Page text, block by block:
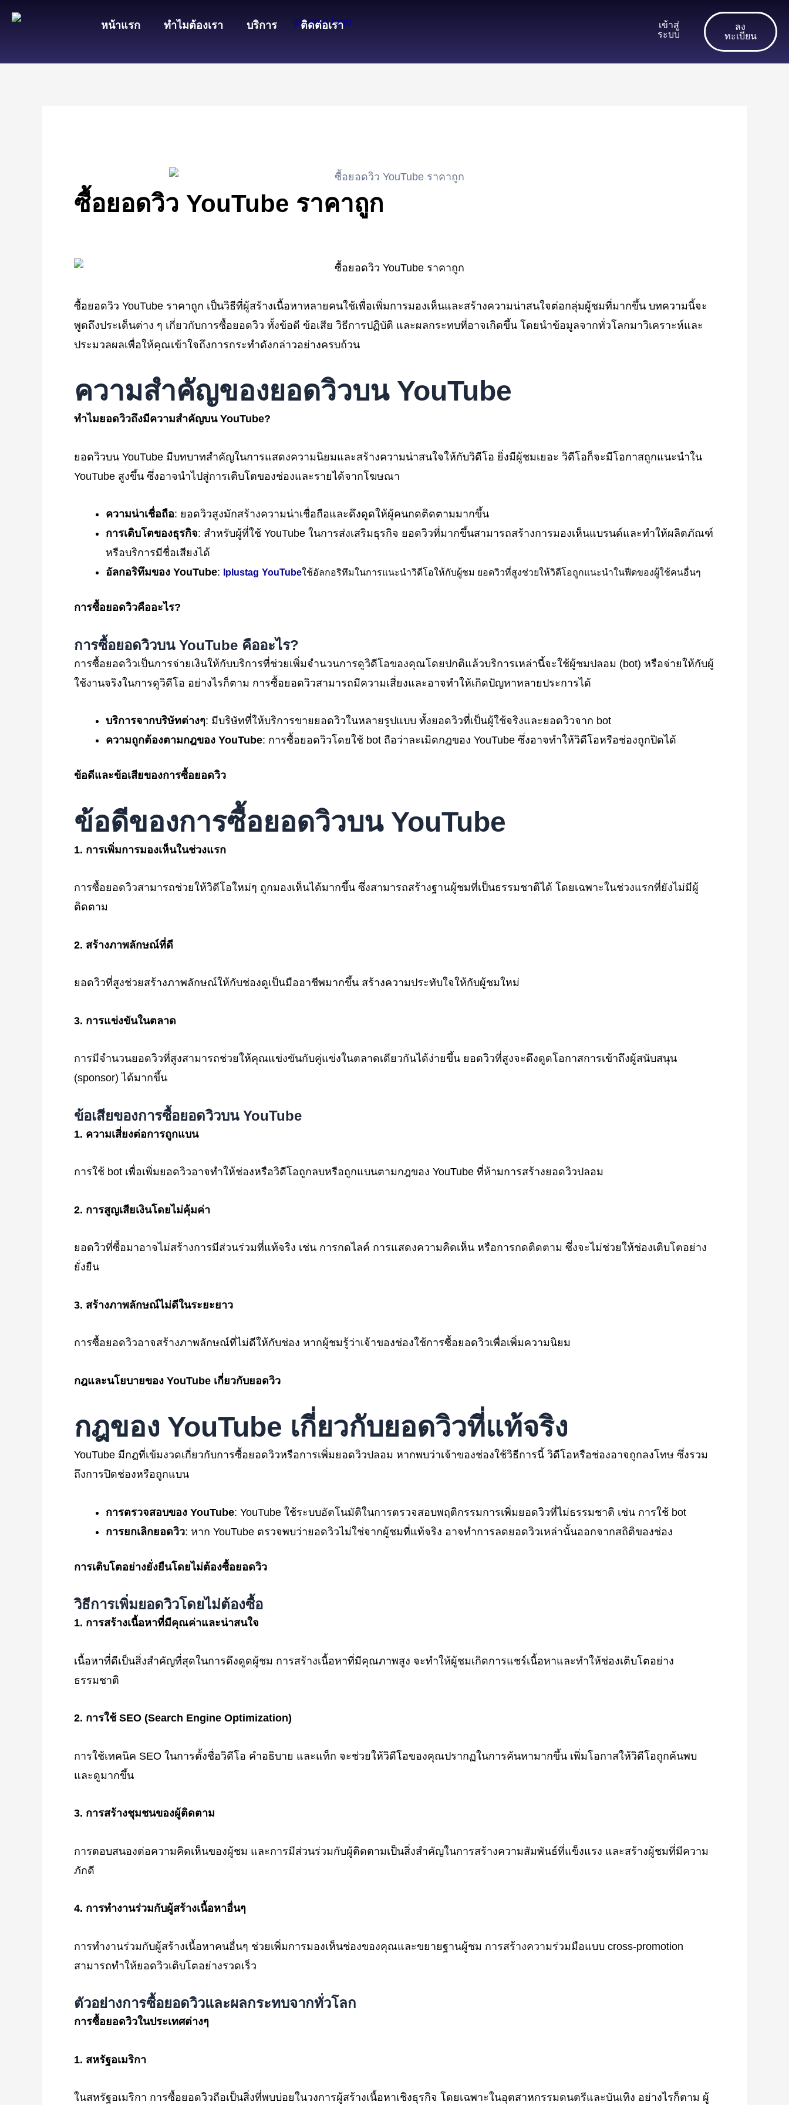
หน้าแรก ทำไมต้องเรา บริการ ติดต่อเรา
เข้าสู่
ระบบ
ลง
ทะเบียน
ซื้อยอดวิว YouTube ราคาถูก
ซื้อยอดวิว YouTube ราคาถูก เป็นวิธีที่ผู้สร้างเนื้อหาหลายคนใช้เพื่อเพิ่มการมองเห็นและสร้างความน่าสนใจต่อกลุ่มผู้ชมที่มากขึ้น บทความนี้จะ
พูดถึงประเด็นต่าง ๆ เกี่ยวกับการซื้อยอดวิว ทั้งข้อดี ข้อเสีย วิธีการปฏิบัติ และผลกระทบที่อาจเกิดขึ้น โดยนำข้อมูลจากทั่วโลกมาวิเคราะห์และ
ประมวลผลเพื่อให้คุณเข้าใจถึงการกระทำดังกล่าวอย่างครบถ้วน
ความสำคัญของยอดวิวบน YouTube
ทำไมยอดวิวถึงมีความสำคัญบน YouTube?
ยอดวิวบน YouTube มีบทบาทสำคัญในการแสดงความนิยมและสร้างความน่าสนใจให้กับวิดีโอ ยิ่งมีผู้ชมเยอะ วิดีโอก็จะมีโอกาสถูกแนะนำใน
YouTube สูงขึ้น ซึ่งอาจนำไปสู่การเติบโตของช่องและรายได้จากโฆษณา
ความน่าเชื่อถือ: ยอดวิวสูงมักสร้างความน่าเชื่อถือและดึงดูดให้ผู้คนกดติดตามมากขึ้น
การเติบโตของธุรกิจ: สำหรับผู้ที่ใช้ YouTube ในการส่งเสริมธุรกิจ ยอดวิวที่มากขึ้นสามารถสร้างการมองเห็นแบรนด์และทำให้ผลิตภัณฑ์
หรือบริการมีชื่อเสียงได้
อัลกอริทึมของ YouTube: Iplustag YouTubeใช้อัลกอริทึมในการแนะนำวิดีโอให้กับผู้ชม ยอดวิวที่สูงช่วยให้วิดีโอถูกแนะนำในฟีดของผู้ใช้คนอื่นๆ
การซื้อยอดวิวคืออะไร?
การซื้อยอดวิวบน YouTube คืออะไร?
การซื้อยอดวิวเป็นการจ่ายเงินให้กับบริการที่ช่วยเพิ่มจำนวนการดูวิดีโอของคุณโดยปกติแล้วบริการเหล่านี้จะใช้ผู้ชมปลอม (bot) หรือจ่ายให้กับผู้
ใช้งานจริงในการดูวิดีโอ อย่างไรก็ตาม การซื้อยอดวิวสามารถมีความเสี่ยงและอาจทำให้เกิดปัญหาหลายประการได้
บริการจากบริษัทต่างๆ: มีบริษัทที่ให้บริการขายยอดวิวในหลายรูปแบบ ทั้งยอดวิวที่เป็นผู้ใช้จริงและยอดวิวจาก bot
ความถูกต้องตามกฎของ YouTube: การซื้อยอดวิวโดยใช้ bot ถือว่าละเมิดกฎของ YouTube ซึ่งอาจทำให้วิดีโอหรือช่องถูกปิดได้
ข้อดีและข้อเสียของการซื้อยอดวิว
ข้อดีของการซื้อยอดวิวบน YouTube
1. การเพิ่มการมองเห็นในช่วงแรก
การซื้อยอดวิวสามารถช่วยให้วิดีโอใหม่ๆ ถูกมองเห็นได้มากขึ้น ซึ่งสามารถสร้างฐานผู้ชมที่เป็นธรรมชาติได้ โดยเฉพาะในช่วงแรกที่ยังไม่มีผู้
ติดตาม
2. สร้างภาพลักษณ์ที่ดี
ยอดวิวที่สูงช่วยสร้างภาพลักษณ์ให้กับช่องดูเป็นมืออาชีพมากขึ้น สร้างความประทับใจให้กับผู้ชมใหม่
3. การแข่งขันในตลาด
การมีจำนวนยอดวิวที่สูงสามารถช่วยให้คุณแข่งขันกับคู่แข่งในตลาดเดียวกันได้ง่ายขึ้น ยอดวิวที่สูงจะดึงดูดโอกาสการเข้าถึงผู้สนับสนุน
(sponsor) ได้มากขึ้น
ข้อเสียของการซื้อยอดวิวบน YouTube
1. ความเสี่ยงต่อการถูกแบน
การใช้ bot เพื่อเพิ่มยอดวิวอาจทำให้ช่องหรือวิดีโอถูกลบหรือถูกแบนตามกฎของ YouTube ที่ห้ามการสร้างยอดวิวปลอม
2. การสูญเสียเงินโดยไม่คุ้มค่า
ยอดวิวที่ซื้อมาอาจไม่สร้างการมีส่วนร่วมที่แท้จริง เช่น การกดไลค์ การแสดงความคิดเห็น หรือการกดติดตาม ซึ่งจะไม่ช่วยให้ช่องเติบโตอย่าง
ยั่งยืน
3. สร้างภาพลักษณ์ไม่ดีในระยะยาว
การซื้อยอดวิวอาจสร้างภาพลักษณ์ที่ไม่ดีให้กับช่อง หากผู้ชมรู้ว่าเจ้าของช่องใช้การซื้อยอดวิวเพื่อเพิ่มความนิยม
กฎและนโยบายของ YouTube เกี่ยวกับยอดวิว
กฎของ YouTube เกี่ยวกับยอดวิวที่แท้จริง
YouTube มีกฎที่เข้มงวดเกี่ยวกับการซื้อยอดวิวหรือการเพิ่มยอดวิวปลอม หากพบว่าเจ้าของช่องใช้วิธีการนี้ วิดีโอหรือช่องอาจถูกลงโทษ ซึ่งรวม
ถึงการปิดช่องหรือถูกแบน
การตรวจสอบของ YouTube: YouTube ใช้ระบบอัตโนมัติในการตรวจสอบพฤติกรรมการเพิ่มยอดวิวที่ไม่ธรรมชาติ เช่น การใช้ bot
การยกเลิกยอดวิว: หาก YouTube ตรวจพบว่ายอดวิวไม่ใช่จากผู้ชมที่แท้จริง อาจทำการลดยอดวิวเหล่านั้นออกจากสถิติของช่อง
การเติบโตอย่างยั่งยืนโดยไม่ต้องซื้อยอดวิว
วิธีการเพิ่มยอดวิวโดยไม่ต้องซื้อ
1. การสร้างเนื้อหาที่มีคุณค่าและน่าสนใจ
เนื้อหาที่ดีเป็นสิ่งสำคัญที่สุดในการดึงดูดผู้ชม การสร้างเนื้อหาที่มีคุณภาพสูง จะทำให้ผู้ชมเกิดการแชร์เนื้อหาและทำให้ช่องเติบโตอย่าง
ธรรมชาติ
2. การใช้ SEO (Search Engine Optimization)
การใช้เทคนิค SEO ในการตั้งชื่อวิดีโอ คำอธิบาย และแท็ก จะช่วยให้วิดีโอของคุณปรากฏในการค้นหามากขึ้น เพิ่มโอกาสให้วิดีโอถูกค้นพบ
และดูมากขึ้น
3. การสร้างชุมชนของผู้ติดตาม
การตอบสนองต่อความคิดเห็นของผู้ชม และการมีส่วนร่วมกับผู้ติดตามเป็นสิ่งสำคัญในการสร้างความสัมพันธ์ที่แข็งแรง และสร้างผู้ชมที่มีความ
ภักดี
4. การทำงานร่วมกับผู้สร้างเนื้อหาอื่นๆ
การทำงานร่วมกับผู้สร้างเนื้อหาคนอื่นๆ ช่วยเพิ่มการมองเห็นช่องของคุณและขยายฐานผู้ชม การสร้างความร่วมมือแบบ cross-promotion
สามารถทำให้ยอดวิวเติบโตอย่างรวดเร็ว
ตัวอย่างการซื้อยอดวิวและผลกระทบจากทั่วโลก
การซื้อยอดวิวในประเทศต่างๆ
1. สหรัฐอเมริกา
ในสหรัฐอเมริกา การซื้อยอดวิวถือเป็นสิ่งที่พบบ่อยในวงการผู้สร้างเนื้อหาเชิงธุรกิจ โดยเฉพาะในอุตสาหกรรมดนตรีและบันเทิง อย่างไรก็ตาม ผู้